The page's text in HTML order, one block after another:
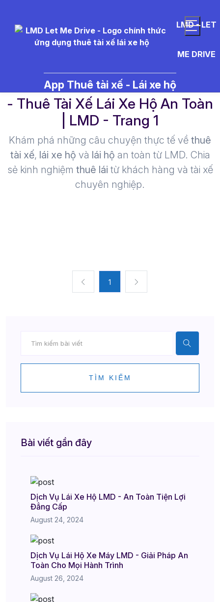
LMD - LET
ME DRIVE
App Thuê tài xế - Lái xe hộ
- Thuê Tài Xế Lái Xe Hộ An Toàn
| LMD - Trang 1​
Khám phá những câu chuyện thực tế về thuê
tài xế, lái xe hộ và lái hộ an toàn từ LMD. Chia
sẻ kinh nghiệm thuê lái từ khách hàng và tài xế
chuyên nghiệp.
1
TÌM KIẾM
Bài viết gần đây
Dịch Vụ Lái Xe Hộ LMD - An Toàn Tiện Lợi
Đẳng Cấp
August 24, 2024
Dịch Vụ Lái Hộ Xe Máy LMD - Giải Pháp An
Toàn Cho Mọi Hành Trình
August 26, 2024